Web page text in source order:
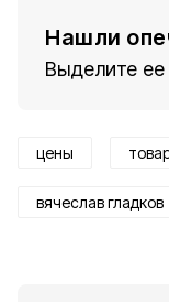
Нашли
Выделите
цены
вячеслав гладков